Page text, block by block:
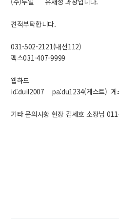
견적부탁합니다.
031-502-2121(내선112)
팩스031-407-9999
웹하드
id:duil2007 pa:du1234(게스트) 게스
기타 문의사항 현장 김세호 소장님